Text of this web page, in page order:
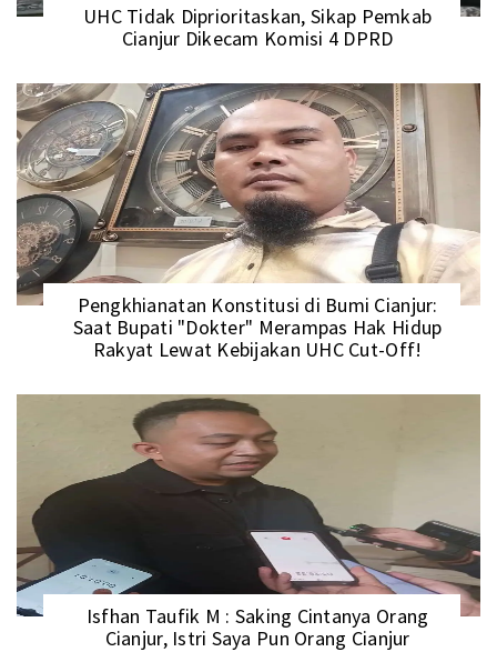
UHC Tidak Diprioritaskan, Sikap Pemkab
Cianjur Dikecam Komisi 4 DPRD
Pengkhianatan Konstitusi di Bumi Cianjur:
Saat Bupati "Dokter" Merampas Hak Hidup
Rakyat Lewat Kebijakan UHC Cut-Off!
Isfhan Taufik M : Saking Cintanya Orang
Cianjur, Istri Saya Pun Orang Cianjur